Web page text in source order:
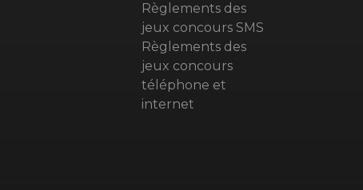
Règlements des
jeux concours SMS
Règlements des
jeux concours
téléphone et
internet